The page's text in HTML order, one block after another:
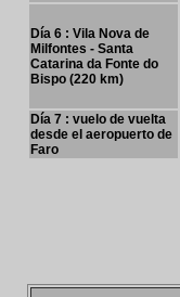
Día 6 : Vila Nova de
Milfontes - Santa
Catarina da Fonte do
Bispo (220 km)
Día 7 : vuelo de vuelta
desde el aeropuerto de
Faro